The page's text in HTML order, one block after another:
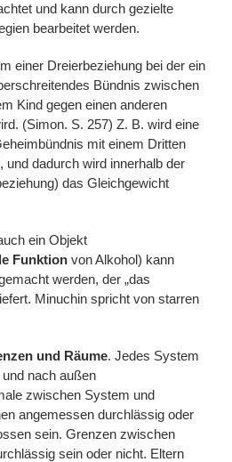
und kann durch gezielte
bearbeitet werden.
einer Dreierbeziehung bei der ein
Bündnis zwischen
Kind gegen einen anderen
(Simon. S. 257) Z. B. wird eine
mit einem Dritten
und dadurch wird innerhalb der
das Gleichgewicht
ein Objekt
Funktion von Alkohol) kann
werden, der „das
Minuchin spricht von starren
und Räume. Jedes System
nach außen
zwischen System und
angemessen durchlässig oder
sein. Grenzen zwischen
sein oder nicht. Eltern